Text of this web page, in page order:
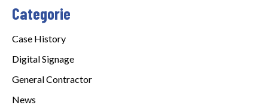
Categorie
Case History
Digital Signage
General Contractor
News